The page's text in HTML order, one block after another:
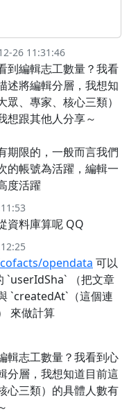
26 11:31:46
到編輯志工數量？我看
述將編輯分層，我想知
、專家、核心三類）
想跟其他人分享～
期限的，一般而言我們
的帳號為活躍，編輯一
度活躍
資料庫算呢 QQ
opendata 可以
`userIdSha` （把文章
`createdAt`（這個連
來做計算
輯志工數量？我看到心
分層，我想知道目前這
心三類）的具體人數有